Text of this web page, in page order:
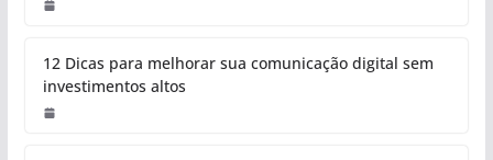
12 Dicas para melhorar sua comunicação digital sem
investimentos altos